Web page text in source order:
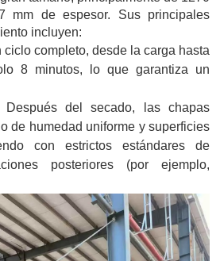
mm de espesor. Sus principales
incluyen:
completo, desde la carga hasta
8 minutos, lo que garantiza un
Después del secado, las chapas
de humedad uniforme y superficies
con estrictos estándares de
posteriores (por ejemplo,